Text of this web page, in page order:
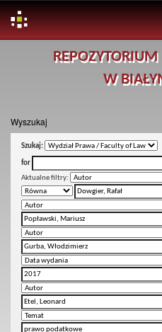
W
Wyszukaj
Szukaj:
for
Aktualne filtry: